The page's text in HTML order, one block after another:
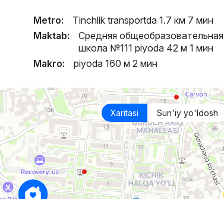
Metro:
Tinchlik transportda 1.7 км 7 мин
Maktab:
Средняя общеобразовательная
школа №111 piyoda 42 м 1 мин
Makro:
piyoda 160 м 2 мин
Xaritasi Sun'iy yo'ldosh